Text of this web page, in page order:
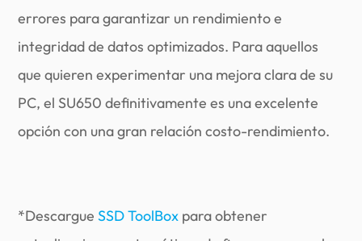
errores para garantizar un rendimiento e
integridad de datos optimizados. Para aquellos
que quieren experimentar una mejora clara de su
PC, el SU650 definitivamente es una excelente
opción con una gran relación costo-rendimiento.
*DescargueSSD ToolBox para obtener